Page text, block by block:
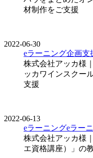
材制作をご支援
2022-06-30
eラーニング企画支
株式会社アッカ様
ッカワインスクー
支援
2022-06-13
eラーニングeラー
株式会社アッカ様
エ資格講座）」の